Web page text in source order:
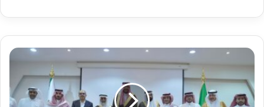
برعاية
الأمير
عبدالإله
بن
عبدالرحمن